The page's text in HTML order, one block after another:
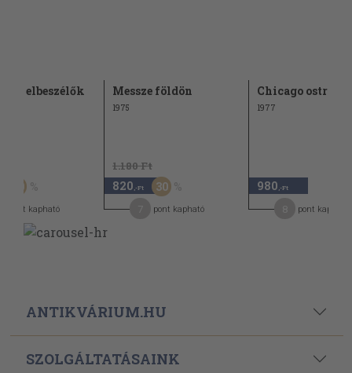
elbeszélők
50
pont kapható
Messze földön
1975
1.180 Ft
820 ,-Ft 30
pont kapható
Chicago ostroma
1977
980 ,-Ft
pont kapható
ANTIKVÁRIUM.HU
SZOLGÁLTATÁSAINK